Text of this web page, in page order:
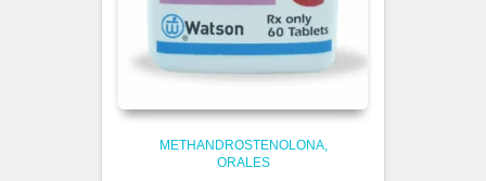
METHANDROSTENOLONA
ORALES